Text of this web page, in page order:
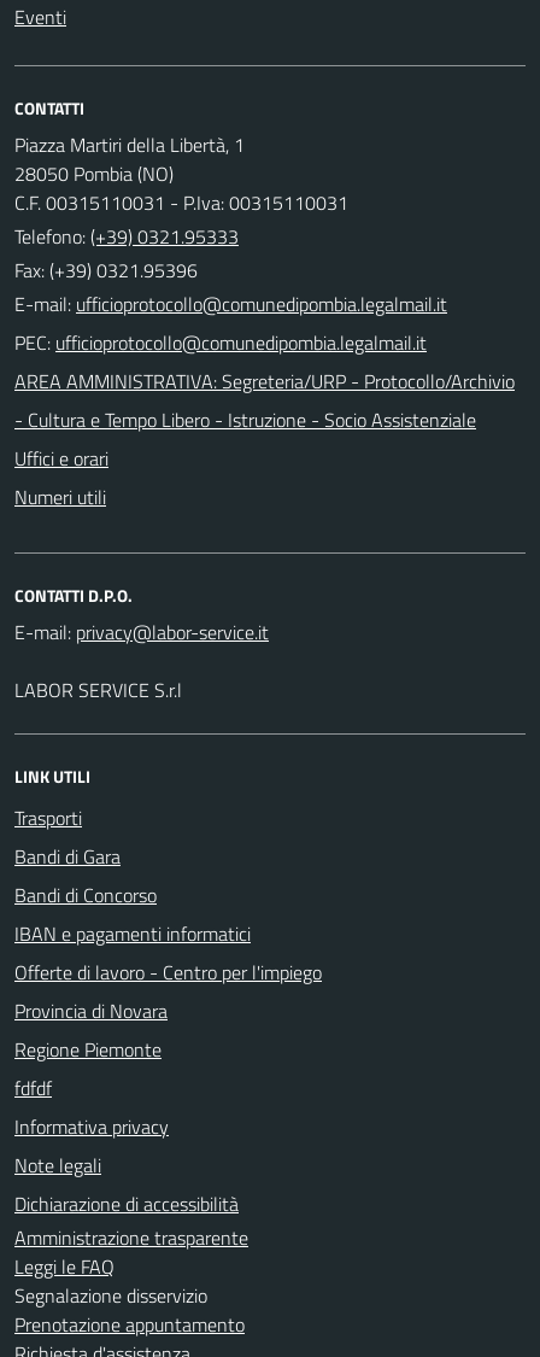
Eventi
CONTATTI
Piazza Martiri della Libertà, 1
28050 Pombia (NO)
C.F. 00315110031 - P.Iva: 00315110031
Telefono:(+39) 0321.95333
Fax: (+39) 0321.95396
E-mail:
PEC:
AREA AMMINISTRATIVA: Segreteria/URP - Protocollo/Archivio
- Cultura e Tempo Libero - Istruzione - Socio Assistenziale
Uffici e orari
Numeri utili
CONTATTI D.P.O.
E-mail:
LABOR SERVICE S.r.l
LINK UTILI
Trasporti
Bandi di Gara
Bandi di Concorso
IBAN e pagamenti informatici
Offerte di lavoro - Centro per l'impiego
Provincia di Novara
Regione Piemonte
fdfdf
Informativa privacy
Note legali
Dichiarazione di accessibilità
Amministrazione trasparente
Leggi le FAQ
Segnalazione disservizio
Prenotazione appuntamento